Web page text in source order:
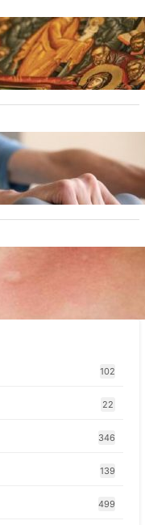
Domnului: Tradiții,
Spiritualitate în 2026
cardiovasculare:
reducerea
atracția
asupra alegerii
102
22
346
139
499